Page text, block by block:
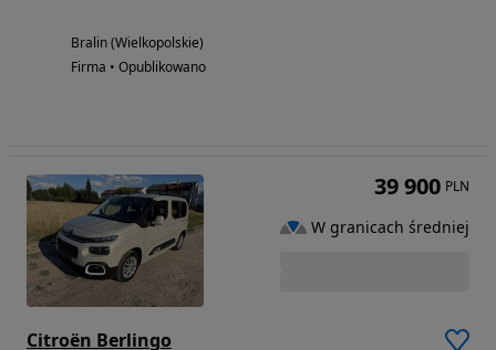
Bralin (Wielkopolskie)
Firma • Opublikowano
Citroën Berlingo
39 900 PLN
W granicach średniej